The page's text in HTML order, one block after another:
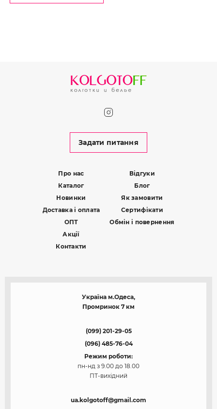
Задати питання
Про нас
Каталог
Новинки
Доставка і оплата
ОПТ
Акції
Контакти
Відгуки
Блог
Як замовити
Сертифікати
Обмін і повернення
Україна м.Одеса,
Промринок 7 км
(099) 201-29-05
(096) 485-76-04
Режим роботи:
пн-нд з 9.00 до 18.00
ПТ-вихідний
ua.kolgotoff@gmail.com